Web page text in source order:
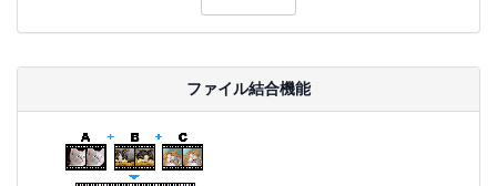
ファイル結合機能